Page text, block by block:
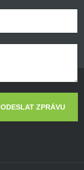
ODESLAT ZPRÁVU